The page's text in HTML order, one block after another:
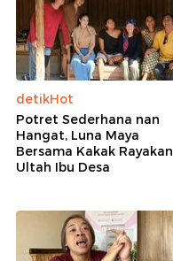
detikHot
Potret Sederhana nan
Hangat, Luna Maya
Bersama Kakak Rayakan
Ultah Ibu Desa